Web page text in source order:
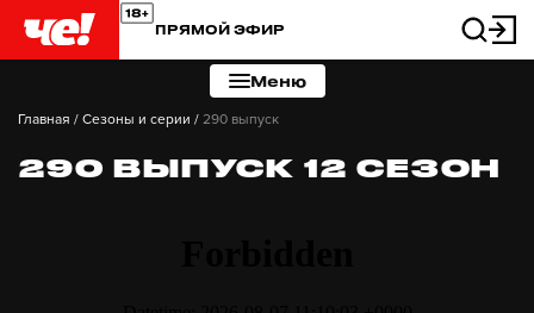
ПРЯМОЙ ЭФИР
Меню
Главная / Сезоны и серии / 290 выпуск
290 ВЫПУСК 12 СЕЗОН